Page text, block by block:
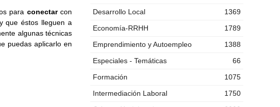
para conectarcon
que éstos lleguen a
algunas técnicas
puedas aplicarlo en
Desarrollo Local
1369
Economía-RRHH
1789
Emprendimiento y Autoempleo
1388
Especiales - Temáticas
66
Formación
1075
Intermediación Laboral
1750